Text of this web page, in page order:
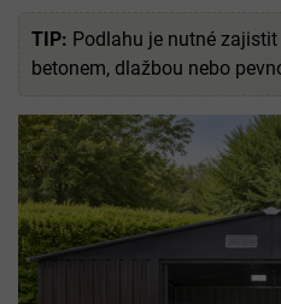
TIP: Podlahu je nutné
betonem, dlažbou nebo